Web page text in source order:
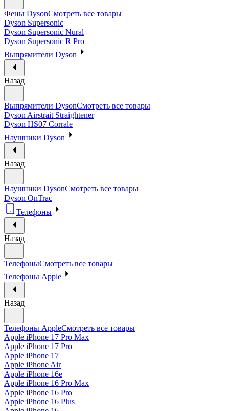
Фены DysonСмотреть все товары
Dyson Supersonic
Dyson Supersonic Nural
Dyson Supersonic R Pro
Выпрямители Dyson
Назад
Выпрямители DysonСмотреть все товары
Dyson Airstrait Straightener
Dyson HS07 Corrale
Наушники Dyson
Назад
Наушники DysonСмотреть все товары
Dyson OnTrac
Телефоны
Назад
ТелефоныСмотреть все товары
Телефоны Apple
Назад
Телефоны AppleСмотреть все товары
Apple iPhone 17 Pro Max
Apple iPhone 17 Pro
Apple iPhone 17
Apple iPhone Air
Apple iPhone 16e
Apple iPhone 16 Pro Max
Apple iPhone 16 Pro
Apple iPhone 16 Plus